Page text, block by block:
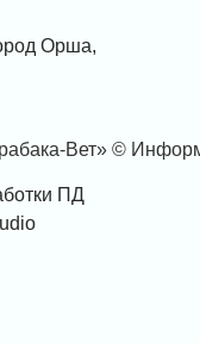
Орша,
Вет» ©
ПД